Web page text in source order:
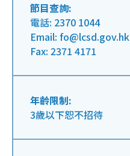
節目查詢:
電話: 2370 1044
Email: fo@lcsd.gov.hk
Fax: 2371 4171
年齡限制:
3歲以下恕不招待